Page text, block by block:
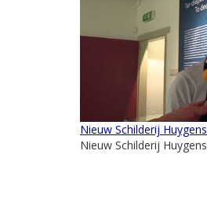
Nieuw Schilderij
Nieuw Schilderij